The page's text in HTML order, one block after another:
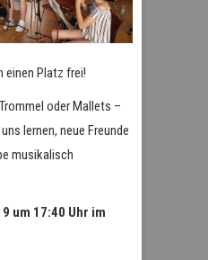
einen Platz frei!
oder Mallets –
lernen, neue Freunde
musikalisch
um 17:40 Uhr im